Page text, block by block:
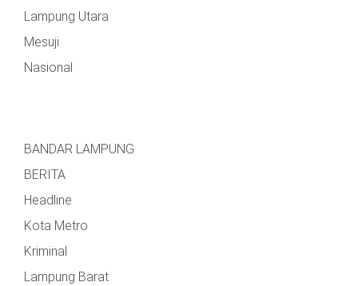
Lampung Utara
Mesuji
Nasional
BANDAR LAMPUNG
BERITA
Headline
Kota Metro
Kriminal
Lampung Barat